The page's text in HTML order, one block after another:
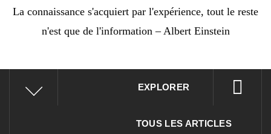
La connaissance s'acquiert par l'expérience, tout le reste
n'est que de l'information – Albert Einstein
EXPLORER
TOUS LES ARTICLES